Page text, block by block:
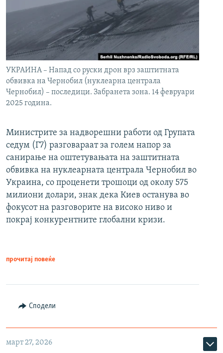
УКРАИНА – Напад со руски дрон врз заштитната
обвивка на Чернобил (нуклеарна централа
Чернобил) – последици. Забранета зона. 14 февруари
2025 година.
Министрите за надворешни работи од Групата
седум (Г7) разговараат за голем напор за
санирање на оштетувањата на заштитната
обвивка на нуклеарната централа Чернобил во
Украина, со проценети трошоци од околу 575
милиони долари, знак дека Киев останува во
фокусот на разговорите на високо ниво и
покрај конкурентните глобални кризи.
прочитај повеќе
Сподели
март 27, 2026